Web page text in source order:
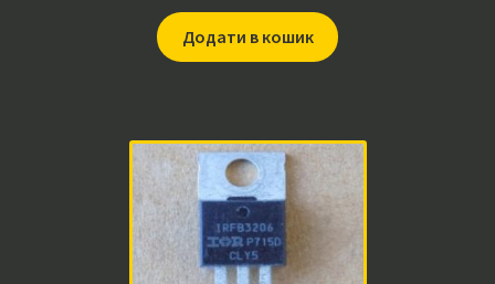
Додати в кошик